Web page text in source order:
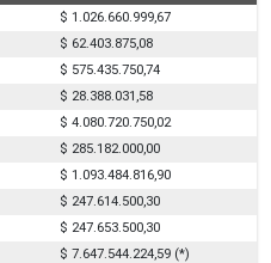
$ 1.026.660.999,67
$ 62.403.875,08
$ 575.435.750,74
$ 28.388.031,58
$ 4.080.720.750,02
$ 285.182.000,00
$ 1.093.484.816,90
$ 247.614.500,30
$ 247.653.500,30
$ 7.647.544.224,59 (*)